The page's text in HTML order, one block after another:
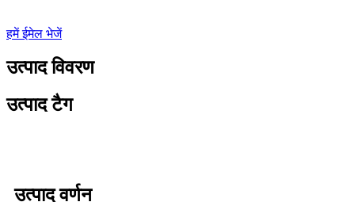
हमें ईमेल भेजें
उत्पाद विवरण
उत्पाद टैग
उत्पाद वर्णन